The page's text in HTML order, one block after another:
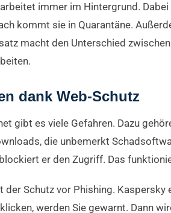
immer im Hintergrund.
kommt sie in Quarantäne.
macht den Unterschied
dank Web-Schutz
gibt es viele Gefahren. Dazu
die unbemerkt
er den Zugriff. Das
Schutz vor Phishing. Kaspersky
werden Sie gewarnt. Dann